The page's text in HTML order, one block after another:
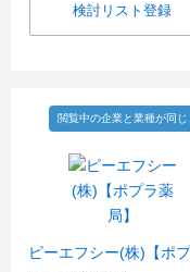
検討リスト登録
閲覧中の企業と業種が同じ